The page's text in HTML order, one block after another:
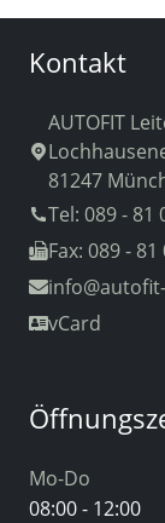
Kontakt
AUTOFIT
81247
Tel: 089 - 81
Fax: 089 -
info
vCard
Mo-Do
08:00 - 12:00